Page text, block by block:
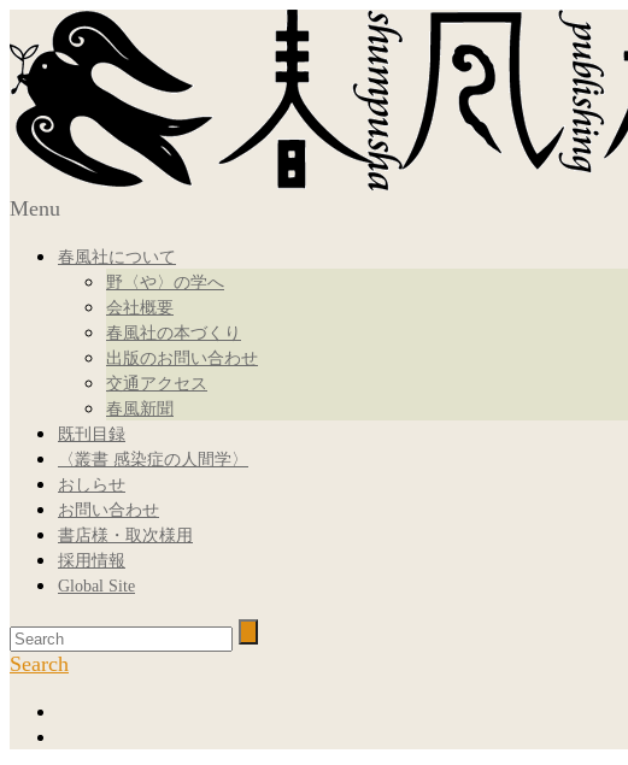
Menu
春風社について
野〈や〉の学へ
会社概要
春風社の本づくり
出版のお問い合わせ
交通アクセス
春風新聞
既刊目録
〈叢書 感染症の人間学〉
おしらせ
お問い合わせ
書店様・取次様用
採用情報
Global Site
Search